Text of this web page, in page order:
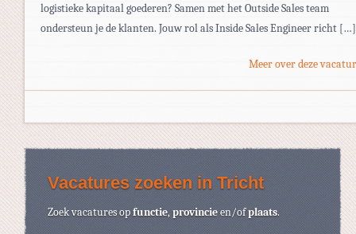
logistieke kapitaal goederen? Samen met het Outside Sales team
ondersteun je de klanten. Jouw rol als Inside Sales Engineer richt […]
Meer over deze
Vacatures zoeken in Tricht
Zoek vacatures opfunctie,provincieen/ofplaats.